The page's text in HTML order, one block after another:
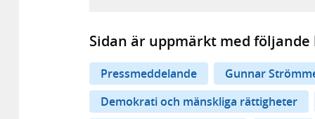
Sidan är uppmärkt med
Pressmeddelande
Gunnar
Demokrati och mänskliga rättigheter